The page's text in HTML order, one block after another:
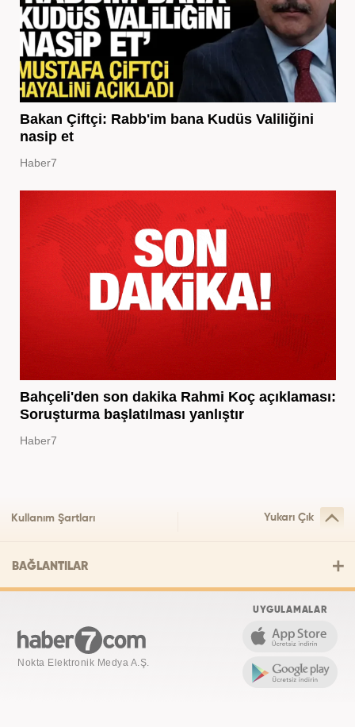
Bakan Çiftçi: Rabb'im bana Kudüs Valiliğini
nasip et
Haber7
Bahçeli'den son dakika Rahmi Koç açıklaması:
Soruşturma başlatılması yanlıştır
Haber7
Kullanım Şartları Yukarı Çık
BAĞLANTILAR
Nokta Elektronik Medya A.Ş.
UYGULAMALAR